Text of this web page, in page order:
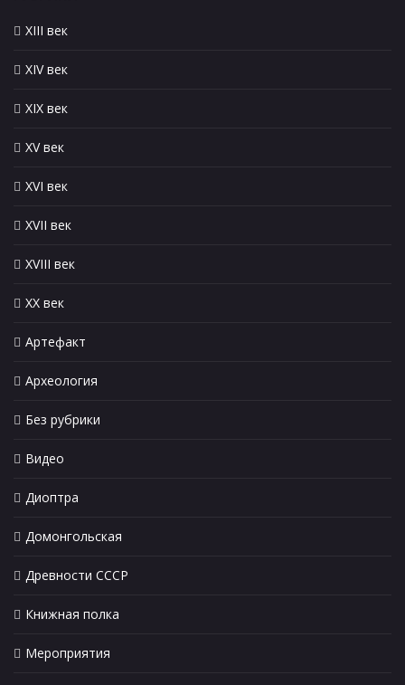
XIII век
XIV век
XIX век
XV век
XVI век
XVII век
XVIII век
XX век
Артефакт
Археология
Без рубрики
Видео
Диоптра
Домонгольская
Древности СССР
Книжная полка
Мероприятия